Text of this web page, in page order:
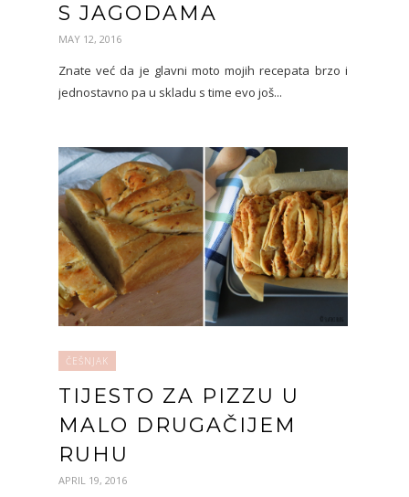
S JAGODAMA
MAY 12, 2016
Znate već da je glavni moto mojih recepata brzo i
jednostavno pa u skladu s time evo još...
ČEŠNJAK
TIJESTO ZA PIZZU U
MALO DRUGAČIJEM
RUHU
APRIL 19, 2016